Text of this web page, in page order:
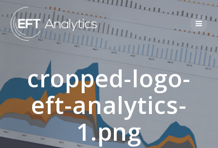
cropped-logo-
eft-analytics-
1.png